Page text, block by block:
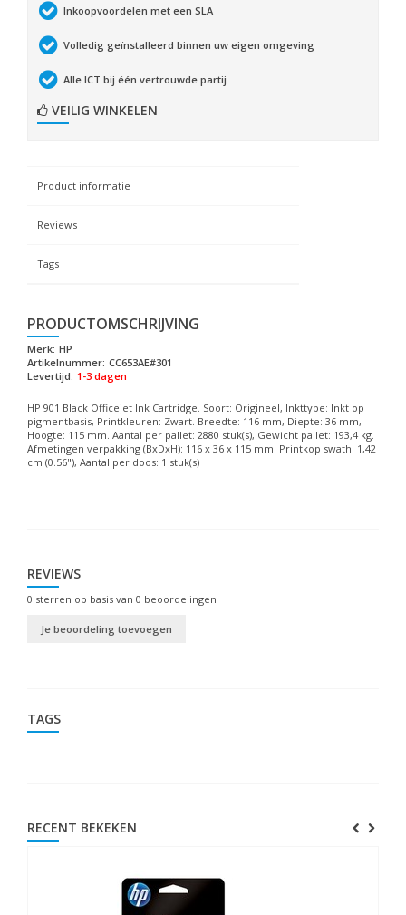
Inkoopvoordelen met een SLA
Volledig geïnstalleerd binnen uw eigen omgeving
Alle ICT bij één vertrouwde partij
VEILIG WINKELEN
Product informatie
Reviews
Tags
PRODUCTOMSCHRIJVING
Merk: HP
Artikelnummer: CC653AE#301
Levertijd: 1-3 dagen
HP 901 Black Officejet Ink Cartridge. Soort: Origineel, Inkttype: Inkt op
pigmentbasis, Printkleuren: Zwart. Breedte: 116 mm, Diepte: 36 mm,
Hoogte: 115 mm. Aantal per pallet: 2880 stuk(s), Gewicht pallet: 193,4 kg.
Afmetingen verpakking (BxDxH): 116 x 36 x 115 mm. Printkop swath: 1,42
cm (0.56"), Aantal per doos: 1 stuk(s)
REVIEWS
0 sterren op basis van 0 beoordelingen
Je beoordeling toevoegen
TAGS
RECENT BEKEKEN